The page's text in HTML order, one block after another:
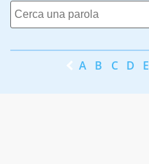
A B C D E